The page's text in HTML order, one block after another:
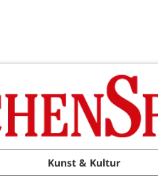
Kunst & Kultur